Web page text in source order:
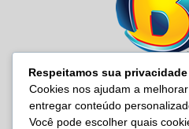
Respeitamos sua privacidade
Cookies nos ajudam a
entregar conteúdo
Você pode escolher quais